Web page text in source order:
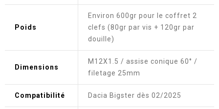
Poids
Environ 600gr pour le coffret 2
clefs (80gr par vis + 120gr par
douille)
Dimensions
M12X1.5 / assise conique 60° /
filetage 25mm
Compatibilité Dacia Bigster dès 02/2025